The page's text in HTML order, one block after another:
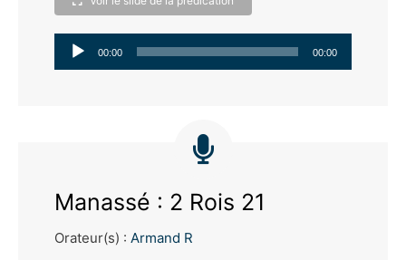
Lecteur
00:00 00:00
Manassé : 2 Rois 21
Orateur(s) : Armand R